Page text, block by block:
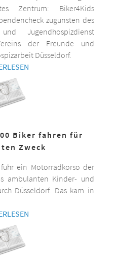
Zentrum: Biker4Kids
zugunsten des
Jugendhospizdienst
der Freunde und
Düsseldorf.
Biker fahren für
Zweck
ein Motorradkorso der
ambulanten Kinder- und
Düsseldorf. Das kam in